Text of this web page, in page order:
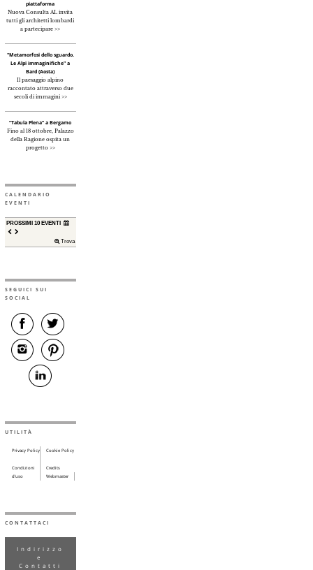
piattaforma
Nuova Consulta AL invita
tutti gli architetti lombardi
a partecipare >>
"Metamorfosi dello sguardo.
Le Alpi immaginifiche" a
Bard (Aosta)
Il paesaggio alpino
raccontato attraverso due
secoli di immagini >>
“Tabula Plena” a Bergamo
Fino al 18 ottobre, Palazzo
della Ragione ospita un
progetto >>
CALENDARIO
EVENTI
PROSSIMI 10 EVENTI
Trova
SEGUICI SUI
SOCIAL
UTILITÀ
Privacy Policy Cookie Policy
Condizioni
d’uso
Credits
Webmaster
CONTATTACI
Indirizzo
e
Contatti